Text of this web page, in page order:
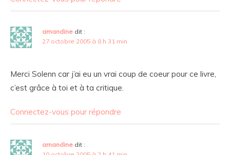
amandine dit :
27 octobre 2005 à 8 h 31 min
Merci Solenn car j’ai eu un vrai coup de coeur pour ce livre,
c’est grâce à toi et à ta critique.
Connectez-vous pour répondre
amandine dit :